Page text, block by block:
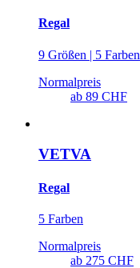
Regal
9 Größen | 5 Farben
Normalpreis
ab 89 CHF
VETVA
Regal
5 Farben
Normalpreis
ab 275 CHF